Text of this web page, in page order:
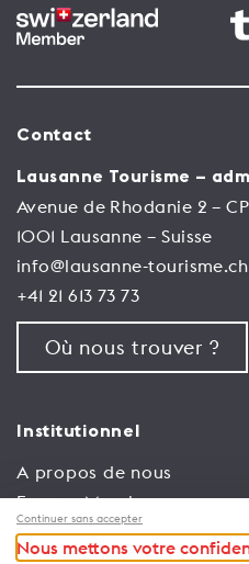
Contact
Lausanne Tourisme –
Avenue de Rhodanie 2 –
1001 Lausanne – Suisse
info@lausanne-tourisme.ch
+41 21 613 73 73
Où nous trouver ?
Institutionnel
A propos de nous
Espace Membres
Emploi
Continuer sans accepter
Nous mettons votre